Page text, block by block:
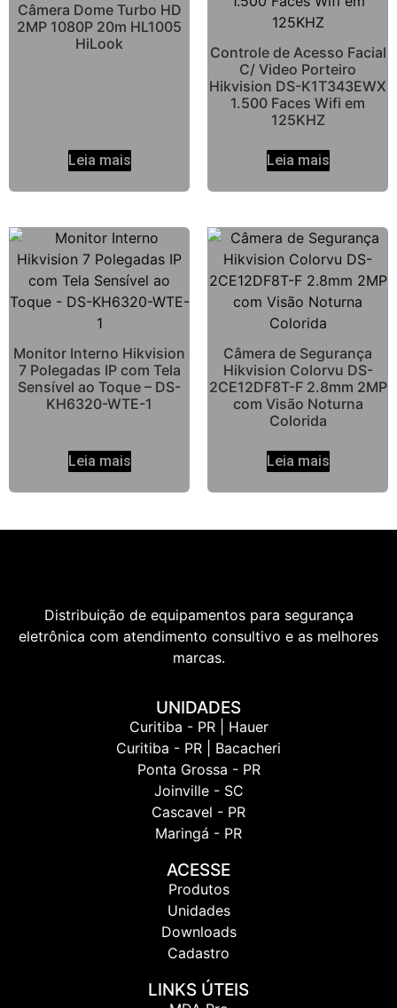
Câmera Dome Turbo HD
2MP 1080P 20m HL1005
HiLook
Leia mais
Controle de Acesso Facial
C/ Video Porteiro
Hikvision DS-K1T343EWX
1.500 Faces Wifi em
125KHZ
Leia mais
Monitor Interno Hikvision
7 Polegadas IP com Tela
Sensível ao Toque – DS-
KH6320-WTE-1
Leia mais
Câmera de Segurança
Hikvision Colorvu DS-
2CE12DF8T-F 2.8mm 2MP
com Visão Noturna
Colorida
Leia mais
Distribuição de equipamentos para segurança
eletrônica com atendimento consultivo e as melhores
marcas.
UNIDADES
Curitiba - PR | Hauer
Curitiba - PR | Bacacheri
Ponta Grossa - PR
Joinville - SC
Cascavel - PR
Maringá - PR
ACESSE
Produtos
Unidades
Downloads
Cadastro
LINKS ÚTEIS